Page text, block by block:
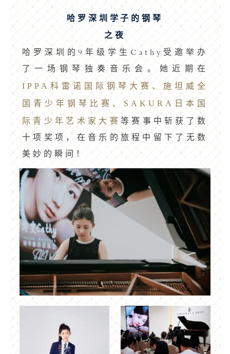
哈罗深圳学子的钢琴
之夜
哈罗深圳的9年级学生Cathy受邀举办
了一场钢琴独奏音乐会。她近期在
IPPA科雷诺国际钢琴大赛、施坦威全
国青少年钢琴比赛、SAKURA日本国
际青少年艺术家大赛 等赛事中斩获了数
十项奖项，在音乐的旅程中留下了无数
美妙的瞬间！